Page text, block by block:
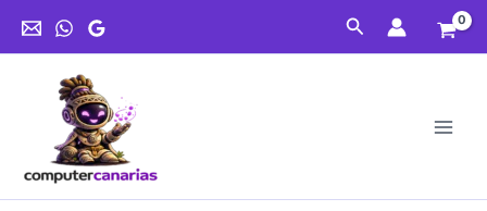
Buscar